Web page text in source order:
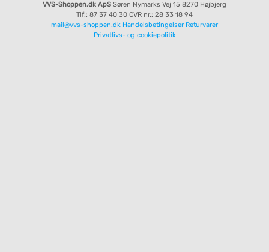
VVS-Shoppen.dk ApS Søren Nymarks Vej 15 8270 Højbjerg
Tlf.: 87 37 40 30 CVR nr.: 28 33 18 94
mail@vvs-shoppen.dk Handelsbetingelser Returvarer
Privatlivs- og cookiepolitik